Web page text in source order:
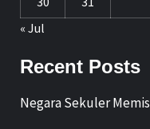
« Jul
Recent Posts
Negara Sekuler